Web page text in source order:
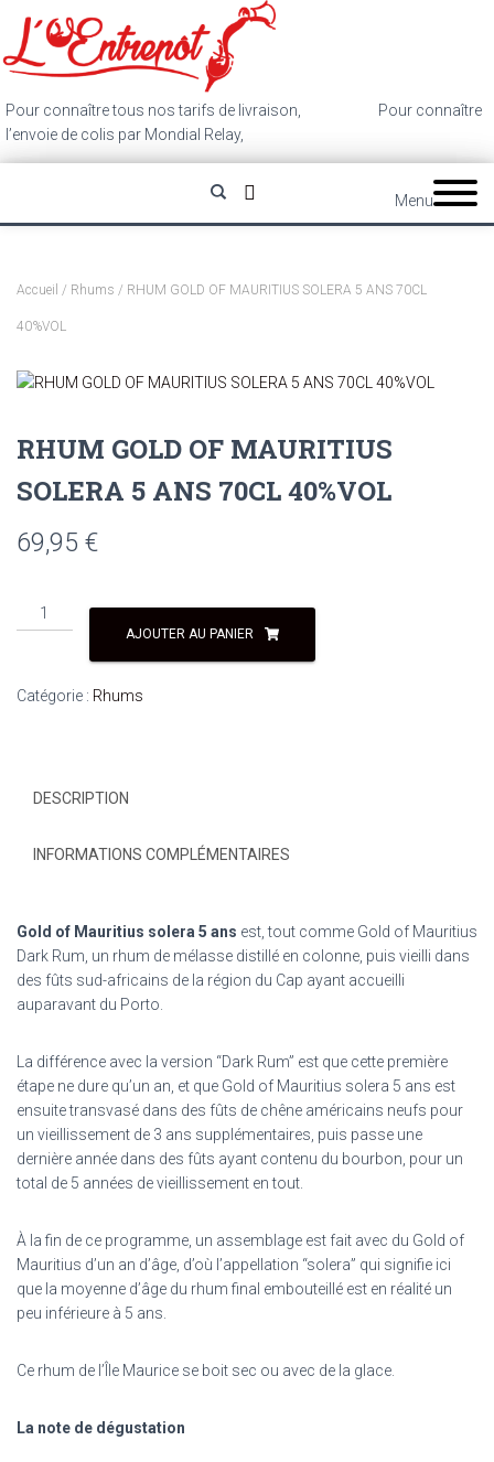
Pour connaître tous nos tarifs de livraison,
Pour connaître
l’envoie de colis par Mondial Relay,
Menu
Accueil / Rhums / RHUM GOLD OF MAURITIUS SOLERA 5 ANS 70CL
40%VOL
RHUM GOLD OF MAURITIUS
SOLERA 5 ANS 70CL 40%VOL
69,95 €
quantité
de
OF
ANS
40%VOL
AJOUTER AU PANIER
Catégorie : Rhums
DESCRIPTION
INFORMATIONS COMPLÉMENTAIRES
Gold of Mauritius solera 5 ans est, tout comme Gold of Mauritius
Dark Rum, un rhum de mélasse distillé en colonne, puis vieilli dans
des fûts sud-africains de la région du Cap ayant accueilli
auparavant du Porto.
La différence avec la version “Dark Rum” est que cette première
étape ne dure qu’un an, et que Gold of Mauritius solera 5 ans est
ensuite transvasé dans des fûts de chêne américains neufs pour
un vieillissement de 3 ans supplémentaires, puis passe une
dernière année dans des fûts ayant contenu du bourbon, pour un
total de 5 années de vieillissement en tout.
À la fin de ce programme, un assemblage est fait avec du Gold of
Mauritius d’un an d’âge, d’où l’appellation “solera” qui signifie ici
que la moyenne d’âge du rhum final embouteillé est en réalité un
peu inférieure à 5 ans.
Ce rhum de l’Île Maurice se boit sec ou avec de la glace.
La note de dégustation